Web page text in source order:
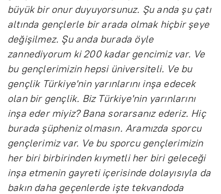
büyük bir onur duyuyorsunuz. Şu anda şu çatı
altında gençlerle bir arada olmak hiçbir şeye
değişilmez. Şu anda burada öyle
zannediyorum ki 200 kadar gencimiz var. Ve
bu gençlerimizin hepsi üniversiteli. Ve bu
gençlik Türkiye'nin yarınlarını inşa edecek
olan bir gençlik. Biz Türkiye'nin yarınlarını
inşa eder miyiz? Bana sorarsanız ederiz. Hiç
burada şüpheniz olmasın. Aramızda sporcu
gençlerimiz var. Ve bu sporcu gençlerimizin
her biri birbirinden kıymetli her biri geleceği
inşa etmenin gayreti içerisinde dolayısıyla da
bakın daha geçenlerde işte tekvandoda